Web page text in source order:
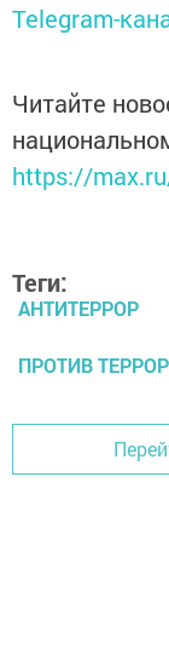
Telegram-
Читайте
https://
Теги:
АНТИТЕРРОР
ПРОТИВ